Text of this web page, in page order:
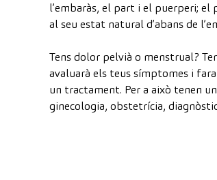
l’embaràs, el part i el puerperi;
al seu estat natural d’abans de
Tens dolor pelvià o menstrual?
avaluarà els teus símptomes i
un tractament. Per a això tenen
ginecologia, obstetrícia,